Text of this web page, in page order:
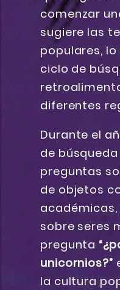
comenzar
sugiere las
populares,
ciclo de
diferentes
Durante el
de
preguntas
de objetos
sobre seres
pregunta
unicornios?”
la cultura